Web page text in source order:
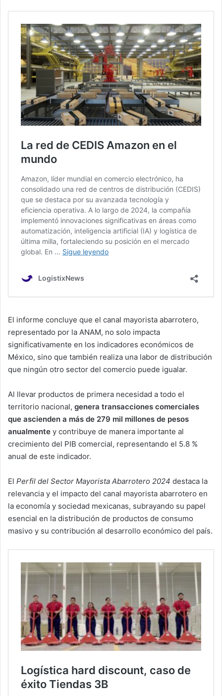
El informe concluye que el canal mayorista abarrotero,
representado por la ANAM, no solo impacta
significativamente en los indicadores económicos de
México, sino que también realiza una labor de distribución
que ningún otro sector del comercio puede igualar.
Al llevar productos de primera necesidad a todo el
territorio nacional, genera transacciones comerciales
que ascienden a más de 279 mil millones de pesos
anualmente y contribuye de manera importante al
crecimiento del PIB comercial, representando el 5.8 %
anual de este indicador.
El Perfil del Sector Mayorista Abarrotero 2024 destaca la
relevancia y el impacto del canal mayorista abarrotero en
la economía y sociedad mexicanas, subrayando su papel
esencial en la distribución de productos de consumo
masivo y su contribución al desarrollo económico del país.